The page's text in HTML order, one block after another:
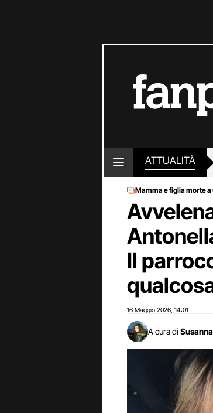
ATTUALITÀ
Mamma e figlia morte
Il
16 Maggio 2026 14:01
A cura di